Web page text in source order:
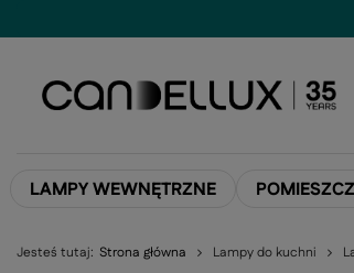
LAMPY WEWNĘTRZNE
Jesteś tutaj: Strona główna Lampy do kuchni